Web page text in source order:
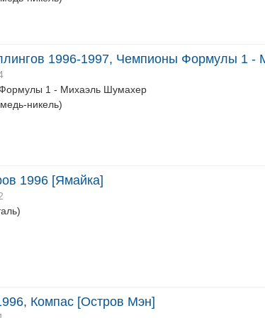
1996-1997, Чемпионы Формулы 1 -
1 - Михаэль Шумахер
никель)
1996 [Ямайка]
Компас [Остров Мэн]